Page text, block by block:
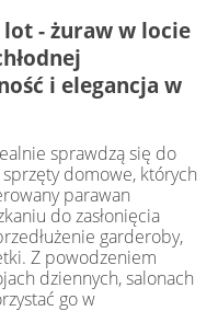
- żuraw w locie
i elegancja w
sprawdzą się do
domowe, których
parawan
do zasłonięcia
garderoby,
Z powodzeniem
dziennych, salonach
go w